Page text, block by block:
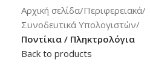
Αρχική σελίδα Περιφερειακά
Συνοδευτικά Υπολογιστών
Ποντίκια / Πληκτρολόγια
Back to products